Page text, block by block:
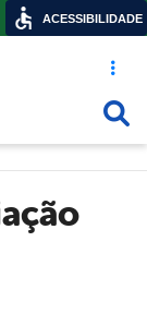
Acesso
ACESSIBILIDADE